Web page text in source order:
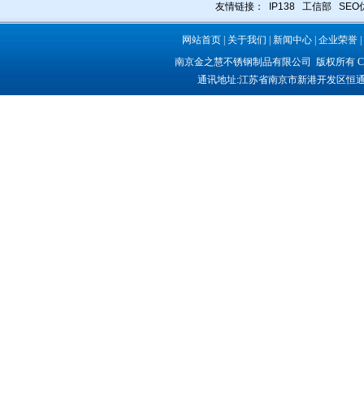
友情链接： IP138 工信部 SEO
网站首页 关于我们 新闻中心 企业荣誉
南京金之慧不锈钢制品有限公司
版权所有
通讯地址:江苏省南京市新港开发区恒